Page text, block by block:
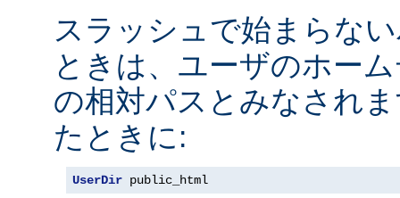
スラッシュで始まらな
ときは、ユーザのホー
の相対パスとみなされ
たときに:
UserDir public_html